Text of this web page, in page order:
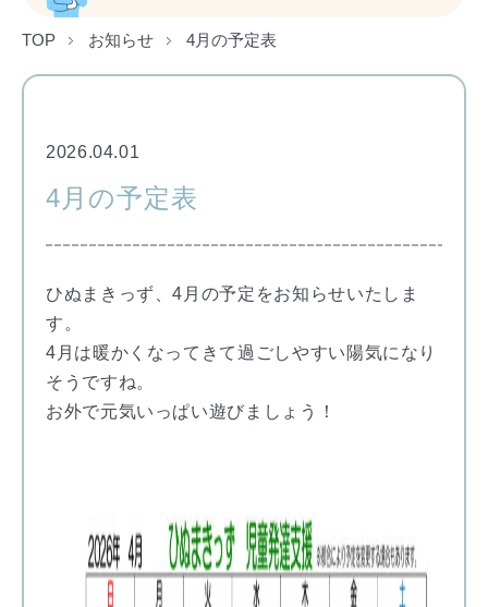
TOP お知らせ 4月の予定表
2026.04.01
4月の予定表
ひぬまきっず、4月の予定をお知らせいたしま
す。
4月は暖かくなってきて過ごしやすい陽気になり
そうですね。
お外で元気いっぱい遊びましょう！